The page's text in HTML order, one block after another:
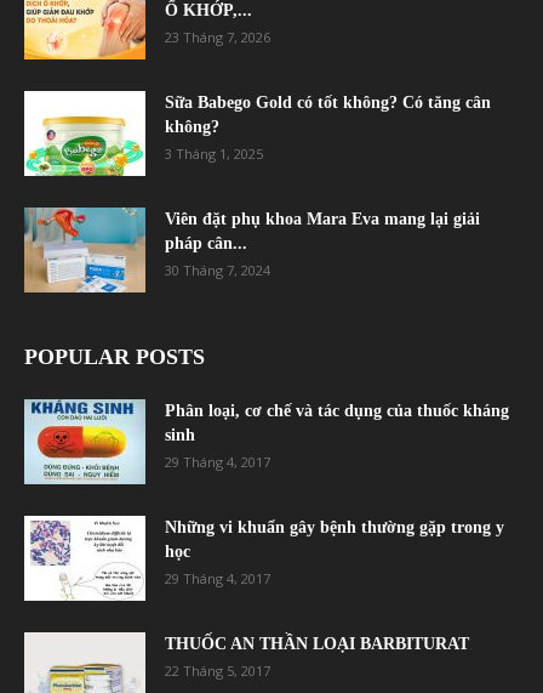
Ổ KHỚP,...
23 Tháng 7, 2026
Sữa Babego Gold có tốt không? Có tăng cân
không?
3 Tháng 1, 2025
Viên đặt phụ khoa Mara Eva mang lại giải
pháp cân...
30 Tháng 7, 2024
POPULAR POSTS
Phân loại, cơ chế và tác dụng của thuốc kháng
sinh
29 Tháng 4, 2017
Những vi khuẩn gây bệnh thường gặp trong y
học
29 Tháng 4, 2017
THUỐC AN THẦN LOẠI BARBITURAT
22 Tháng 5, 2017